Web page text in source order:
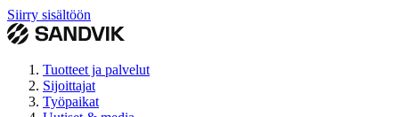
Siirry sisältöön
Tuotteet ja palvelut
Sijoittajat
Työpaikat